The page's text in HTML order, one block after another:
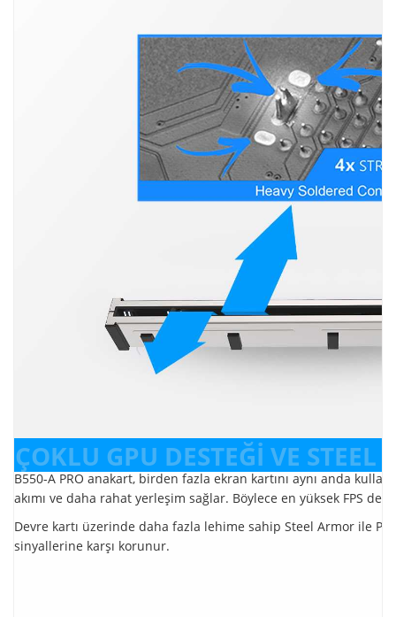
ÇOKLU GPU DESTEĞİ VE STEEL
B550-A PRO anakart, birden fazla ekran kartını aynı anda
akımı ve daha rahat yerleşim sağlar. Böylece en yüksek FPS
Devre kartı üzerinde daha fazla lehime sahip Steel Armor ile
sinyallerine karşı korunur.